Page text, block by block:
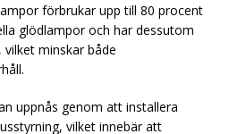
förbrukar upp till 80 procent
glödlampor och har dessutom
minskar både
uppnås genom att installera
vilket innebär att